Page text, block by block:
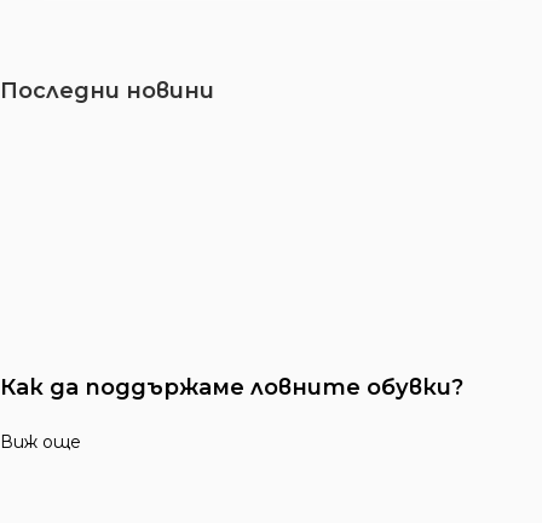
Последни новини
Как да поддържаме ловните обувки?
Виж още